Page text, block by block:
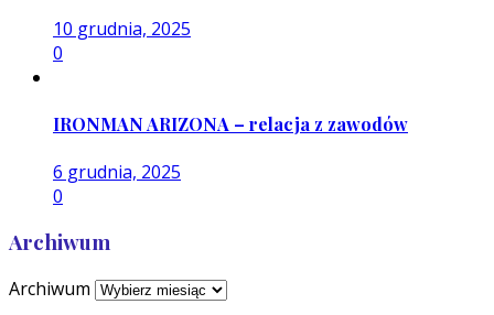
10 grudnia, 2025
0
IRONMAN ARIZONA – relacja z zawodów
6 grudnia, 2025
0
Archiwum
Archiwum